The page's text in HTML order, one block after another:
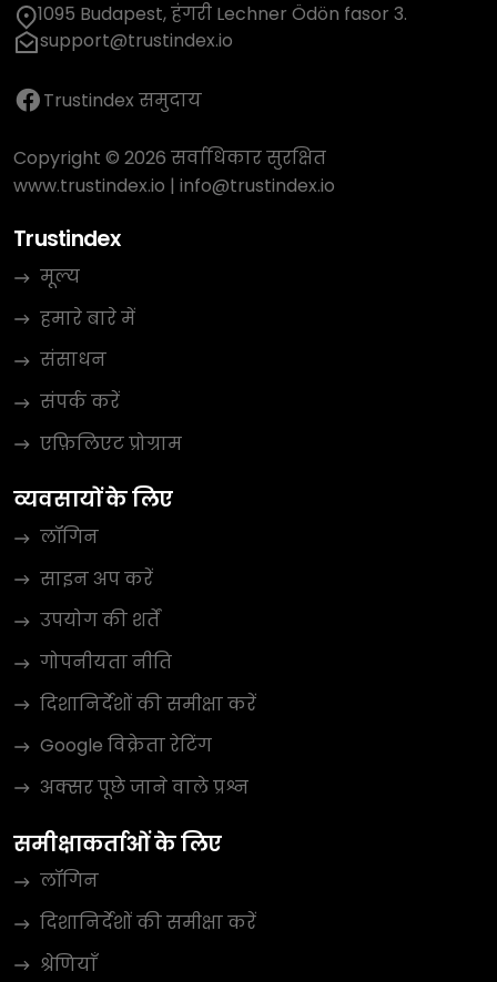
1095 Budapest, हंगरी Lechner Ödön fasor 3.
support@trustindex.io
Trustindex समुदाय
Copyright © 2026 सर्वाधिकार सुरक्षित
www.trustindex.io | info@trustindex.io
Trustindex
मूल्य
हमारे बारे में
संसाधन
संपर्क करें
एफ़िलिएट प्रोग्राम
व्यवसायों के लिए
लॉगिन
साइन अप करें
उपयोग की शर्तें
गोपनीयता नीति
दिशानिर्देशों की समीक्षा करें
Google विक्रेता रेटिंग
अक्सर पूछे जाने वाले प्रश्न
समीक्षाकर्ताओं के लिए
लॉगिन
दिशानिर्देशों की समीक्षा करें
श्रेणियाँ